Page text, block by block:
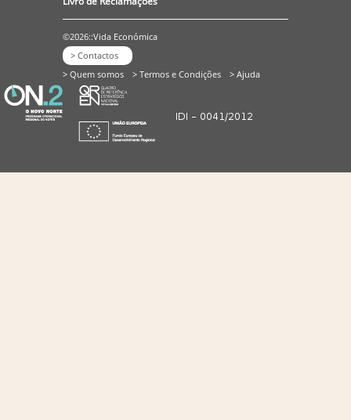
©2026::Vida Económica
> Contactos
> Quem somos
> Termos e Condições > Ajuda